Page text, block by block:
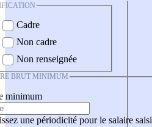
Cadre
Non cadre
Non renseignée
BRUT MINIMUM
minimum
une périodicité pour le salaire saisi